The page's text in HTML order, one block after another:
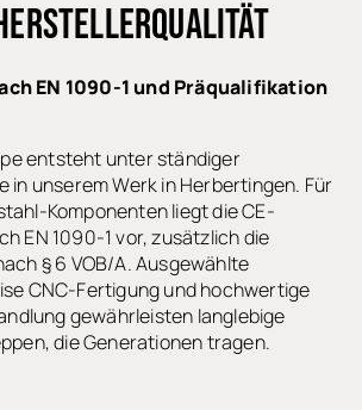
EN 1090-1 und Präqualifikation
entsteht unter ständiger
in unserem Werk in Herbertingen. Für
Komponenten liegt die CE-
EN 1090-1 vor, zusätzlich die
§ 6 VOB/A. Ausgewählte
CNC-Fertigung und hochwertige
gewährleisten langlebige
die Generationen tragen.